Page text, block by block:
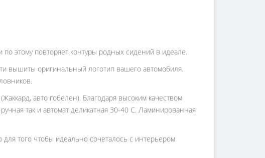
по этому повторяет контуры родных сидений в идеале.
вышиты оригинальный логотип вашего автомобиля.
авто гобелен). Благодаря высоким качеством
так и автомат деликатная 30-40 С. Ламинированная
того чтобы идеально сочеталось с интерьером